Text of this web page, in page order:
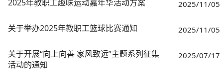
2025年教职工趣味运动嘉年华活动方案 2025/11/05
关于举办2025年教职工篮球比赛通知 2025/11/05
关于开展“向上向善 家风致远”主题系列征集
活动的通知
2025/07/17